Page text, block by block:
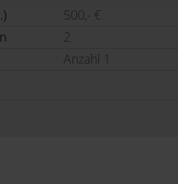
500,- €
2
Anzahl 1